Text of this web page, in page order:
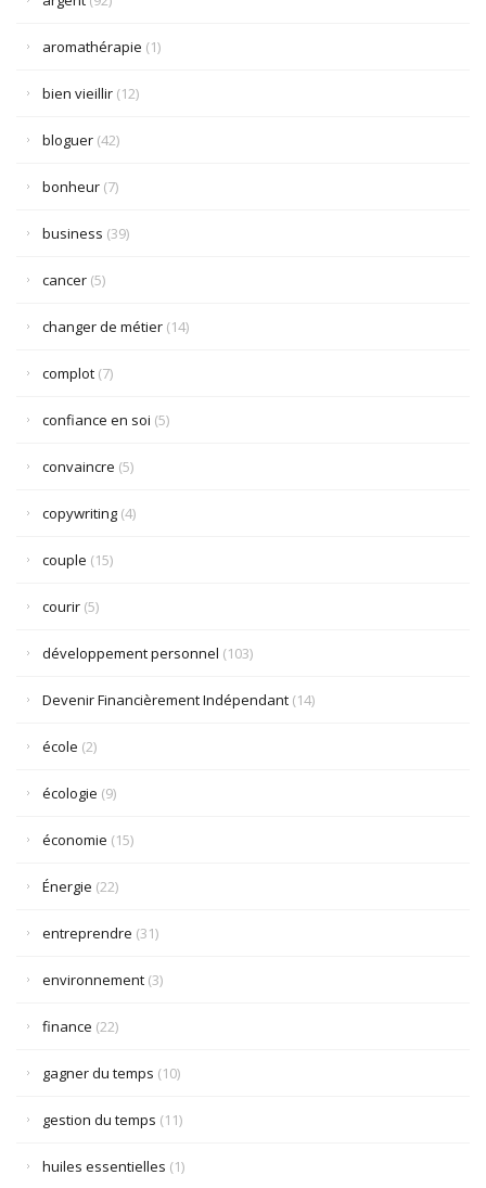
aromathérapie (1)
bien vieillir (12)
bloguer (42)
bonheur (7)
business (39)
cancer (5)
changer de métier (14)
complot (7)
confiance en soi (5)
convaincre (5)
copywriting (4)
couple (15)
courir (5)
développement personnel (103)
Devenir Financièrement Indépendant (14)
école (2)
écologie (9)
économie (15)
Énergie (22)
entreprendre (31)
environnement (3)
finance (22)
gagner du temps (10)
gestion du temps (11)
huiles essentielles (1)